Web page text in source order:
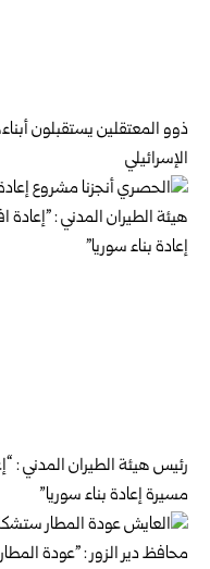
ذوو المعتقلين يستقبلون
الإسرائيلي
رئيس هيئة الطيران المدني :
مسيرة إعادة بناء سوريا”